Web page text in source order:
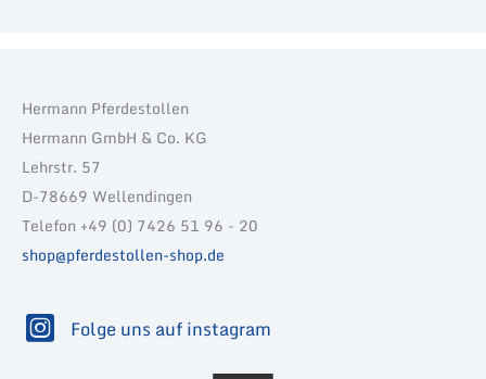
Hermann Pferdestollen
Hermann GmbH & Co. KG
Lehrstr. 57
D-78669 Wellendingen
Telefon +49 (0) 7426 51 96 - 20
shop@pferdestollen-shop.de
Folge uns auf instagram